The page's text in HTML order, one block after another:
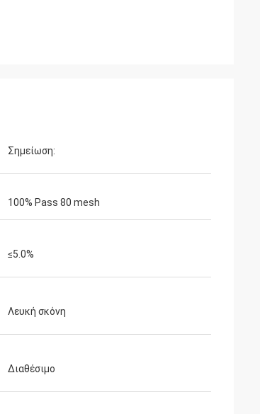
Σημείωση:
100% Pass 80 mesh
≤5.0%
Λευκή σκόνη
Διαθέσιμο